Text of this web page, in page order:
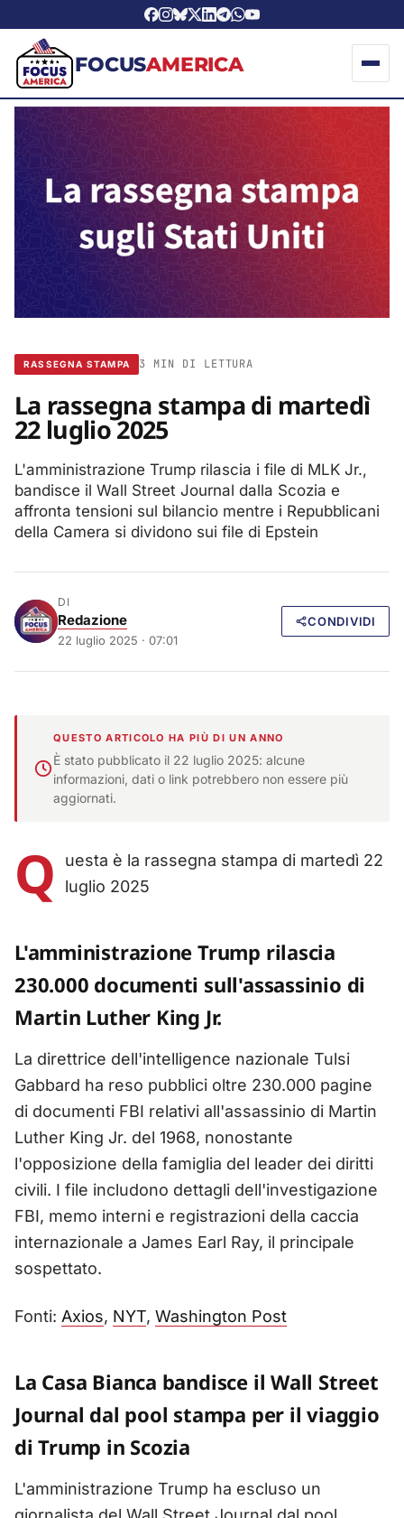
FOCUSAMERICA
RASSEGNA STAMPA 3 MIN DI LETTURA
La rassegna stampa di martedì
22 luglio 2025
L'amministrazione Trump rilascia i file di MLK Jr.,
bandisce il Wall Street Journal dalla Scozia e
affronta tensioni sul bilancio mentre i Repubblicani
della Camera si dividono sui file di Epstein
DI
Redazione
22 luglio 2025 · 07:01
CONDIVIDI
QUESTO ARTICOLO HA PIÙ DI UN ANNO
È stato pubblicato il 22 luglio 2025: alcune
informazioni, dati o link potrebbero non essere più
aggiornati.
Q
uesta è la rassegna stampa di martedì 22
luglio 2025
L'amministrazione Trump rilascia
230.000 documenti sull'assassinio di
Martin Luther King Jr.
La direttrice dell'intelligence nazionale Tulsi
Gabbard ha reso pubblici oltre 230.000 pagine
di documenti FBI relativi all'assassinio di Martin
Luther King Jr. del 1968, nonostante
l'opposizione della famiglia del leader dei diritti
civili. I file includono dettagli dell'investigazione
FBI, memo interni e registrazioni della caccia
internazionale a James Earl Ray, il principale
sospettato.
Fonti: Axios, NYT, Washington Post
La Casa Bianca bandisce il Wall Street
Journal dal pool stampa per il viaggio
di Trump in Scozia
L'amministrazione Trump ha escluso un